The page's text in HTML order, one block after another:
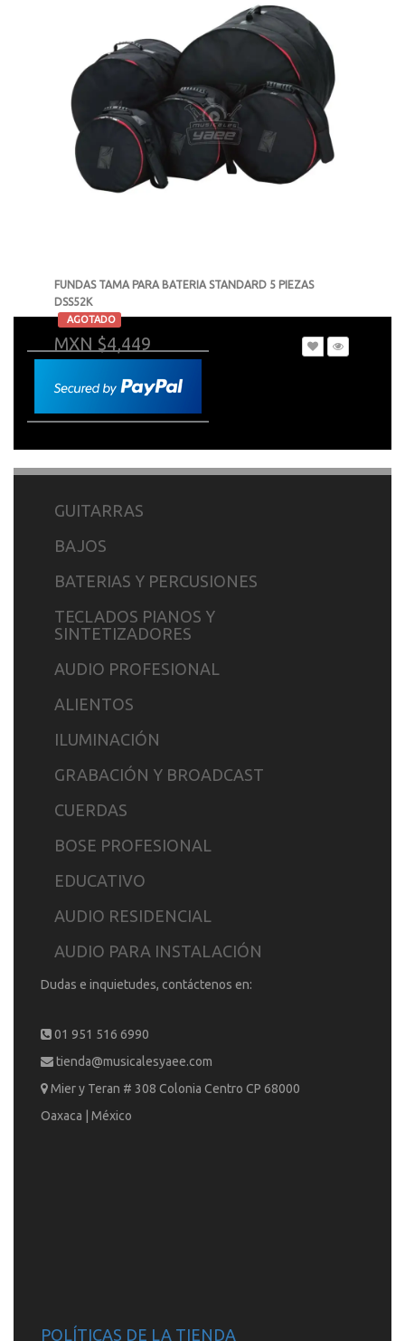
FUNDAS TAMA PARA BATERIA STANDARD 5 PIEZAS
DSS52K
-
AGOTADO
MXN $4,449
GUITARRAS
BAJOS
BATERIAS Y PERCUSIONES
TECLADOS PIANOS Y
SINTETIZADORES
AUDIO PROFESIONAL
ALIENTOS
ILUMINACIÓN
GRABACIÓN Y BROADCAST
CUERDAS
BOSE PROFESIONAL
EDUCATIVO
AUDIO RESIDENCIAL
AUDIO PARA INSTALACIÓN
Dudas e inquietudes, contáctenos en:
01 951 516 6990
tienda@musicalesyaee.com
Mier y Teran # 308 Colonia Centro CP 68000
Oaxaca | México
POLÍTICAS DE LA TIENDA